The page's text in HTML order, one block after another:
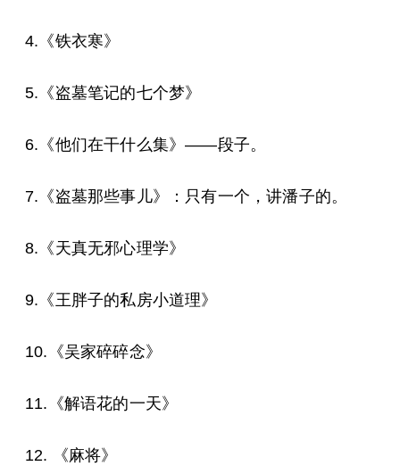
4.《铁衣寒》
5.《盗墓笔记的七个梦》
6.《他们在干什么集》——段子。
7.《盗墓那些事儿》：只有一个，讲潘子的。
8.《天真无邪心理学》
9.《王胖子的私房小道理》
10.《吴家碎碎念》
11.《解语花的一天》
12. 《麻将》